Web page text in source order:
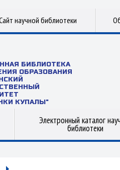
научной библиотеки
БИБЛИОТЕКА
ОБРАЗОВАНИЯ
КУПАЛЫ"
Электронный каталог
библиотеки